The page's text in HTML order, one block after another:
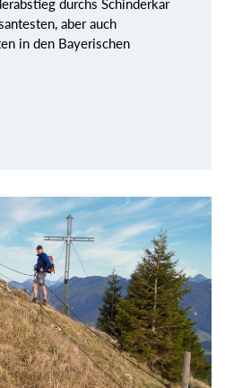
durchs Schinderkar
aber auch
in den Bayerischen